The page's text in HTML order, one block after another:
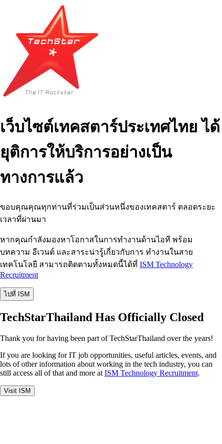
เว็บไซต์เทคสตาร์ประเทศไทย ได้
ยุติการให้บริการอย่างเป็น
ทางการแล้ว
ขอบคุณคุณทุกท่านที่ร่วมเป็นส่วนหนึ่งของเทคสตาร์ ตลอดระยะ
เวลาที่ผ่านมา
หากคุณกำลังมองหาโอกาสในการทำงานด้านไอที พร้อม
บทความ อีเวนต์ และสาระน่ารู้เกี่ยวกับการ ทำงานในสาย
เทคโนโลยี สามารถติดตามทั้งหมดนี้ได้ที่ ISM Technology
Recruitment
ไปที่ ISM
TechStarThailand Has Officially Closed
Thank you for having been part of TechStarThailand over the years!
If you are looking for IT job opportunities, useful articles, events, and
lots of other information about working in the tech industry, you can
still access all of that and more at ISM Technology Recruitment.
Visit ISM